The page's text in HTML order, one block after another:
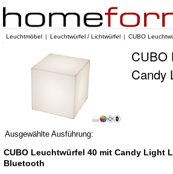
Leuchtmöbel Leuchtwürfel / Lichtwürfel CUBO
CUBO
Candy
Ausgewählte Ausführung:
CUBO Leuchtwürfel 40 mit Candy Light
Bluetooth